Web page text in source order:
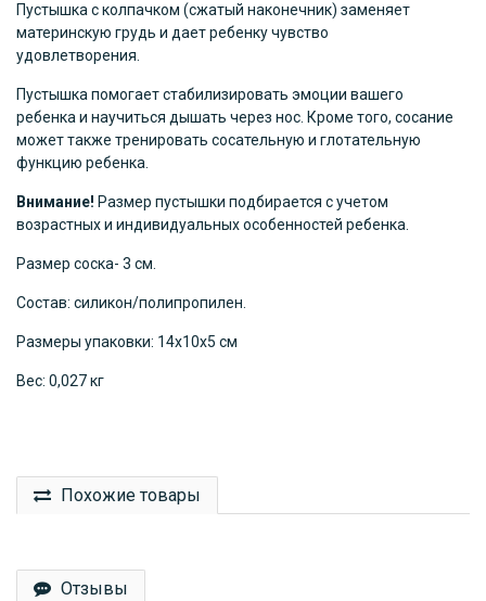
Пустышка с колпачком (сжатый наконечник) заменяет
материнскую грудь и дает ребенку чувство
удовлетворения.
Пустышка помогает стабилизировать эмоции вашего
ребенка и научиться дышать через нос. Кроме того, сосание
может также тренировать сосательную и глотательную
функцию ребенка.
Внимание! Размер пустышки подбирается с учетом
возрастных и индивидуальных особенностей ребенка.
Размер соска- 3 см.
Состав: силикон/полипропилен.
Размеры упаковки: 14х10х5 см
Вес: 0,027 кг
Похожие товары
Отзывы